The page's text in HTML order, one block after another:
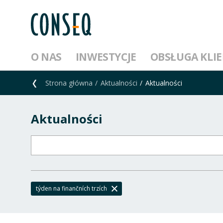
O NAS INWESTYCJE OBSŁUGA
Strona główna Aktualności Aktualności
Aktualności
týden na finančních trzích